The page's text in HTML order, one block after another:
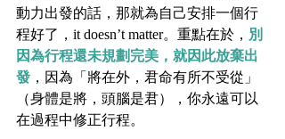
動力出發的話，那就為自己安排一個行
程好了，it doesn’t matter。重點在於， 別
因為行程還未規劃完美，就因此放棄出
發 ，因為「將在外，君命有所不受從」
（身體是將，頭腦是君），你永遠可以
在過程中修正行程。